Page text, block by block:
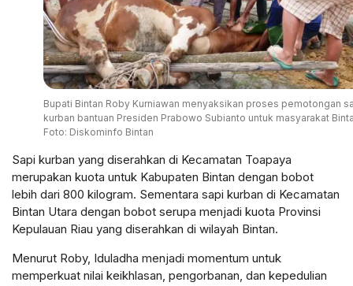
Bupati Bintan Roby Kurniawan menyaksikan proses pemotongan
kurban bantuan Presiden Prabowo Subianto untuk masyarakat
Foto: Diskominfo Bintan
Sapi kurban yang diserahkan di Kecamatan Toapaya
merupakan kuota untuk Kabupaten Bintan dengan bobot
lebih dari 800 kilogram. Sementara sapi kurban di Kecamatan
Bintan Utara dengan bobot serupa menjadi kuota Provinsi
Kepulauan Riau yang diserahkan di wilayah Bintan.
Menurut Roby, Iduladha menjadi momentum untuk
memperkuat nilai keikhlasan, pengorbanan, dan kepedulian